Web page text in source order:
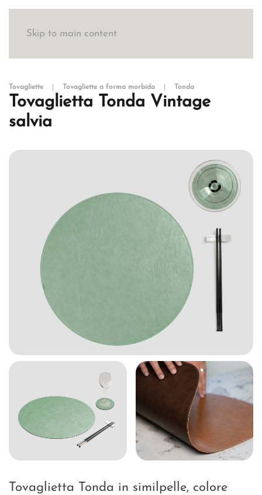
Skip to main content
Tovagliette Tovagliette a forma morbida Tonda
Tovaglietta Tonda Vintage
salvia
Tovaglietta Tonda in similpelle, colore